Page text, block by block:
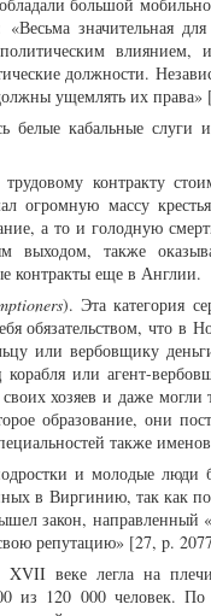
большой
значительная
должности.
ущемлять их права»
белые кабальные
контракту
огромную массу
а то и голодную
выходом, также
контракты еще в Англии.
). Эта категория
обязательством, что в
или вербовщику
корабля или агент-
хозяев и даже
образование, они
также
и молодые люди
в Виргинию, так как
закон, направленный
репутацию» [27, p.
XVII веке легла на
из 120 000 человек. По